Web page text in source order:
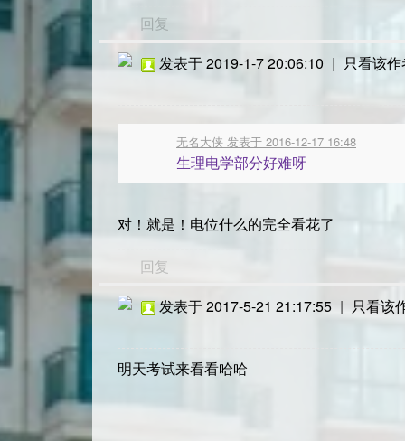
回复
发表于 2019-1-7 20:06:10 | 只看该
无名大侠 发表于 2016-12-17 16:48
生理电学部分好难呀
对！就是！电位什么的完全看花了
回复
发表于 2017-5-21 21:17:55 | 只看该
明天考试来看看哈哈